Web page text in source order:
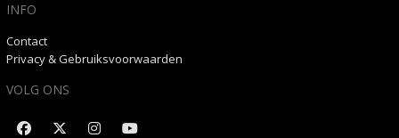
INFO
Contact
Privacy & Gebruiksvoorwaarden
VOLG ONS